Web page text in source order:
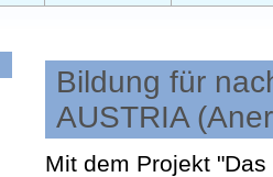
Bildung für
AUSTRIA
Mit dem Projekt "Das